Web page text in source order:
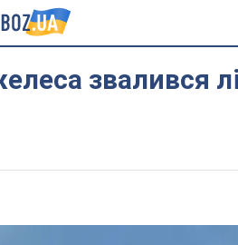
звалився